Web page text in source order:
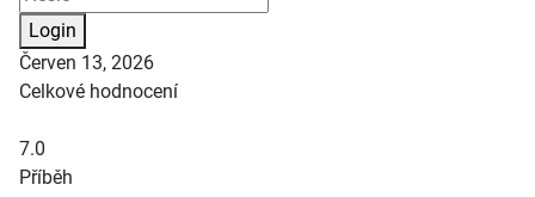
Login
Červen 13, 2026
Celkové hodnocení
7.0
Příběh